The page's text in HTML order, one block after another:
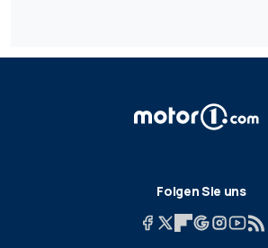
Folgen Sie uns